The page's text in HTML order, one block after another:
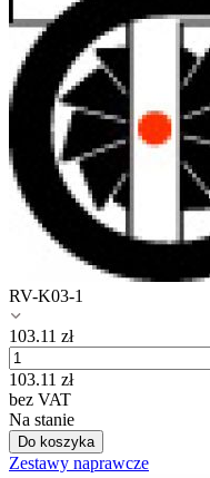
RV-K03-1
103.11 zł
103.11 zł
bez VAT
Na stanie
Do koszyka
Zestawy naprawcze